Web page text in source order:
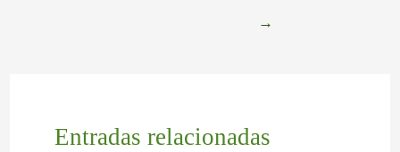
→
Entradas relacionadas